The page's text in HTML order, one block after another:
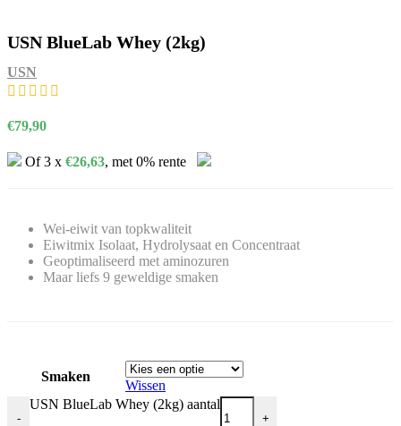
USN BlueLab Whey (2kg)
USN
€79,90
Of 3 x €26,63, met 0% rente
Wei-eiwit van topkwaliteit
Eiwitmix Isolaat, Hydrolysaat en Concentraat
Geoptimaliseerd met aminozuren
Maar liefs 9 geweldige smaken
Smaken
Wissen
-
USN BlueLab Whey (2kg) aantal
+